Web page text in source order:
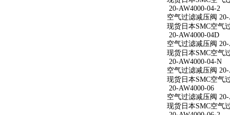
20-AW4000-04-2
空气过滤减压阀 20-
现货日本SMC空气
20-AW4000-04D
空气过滤减压阀 20-
现货日本SMC空气
20-AW4000-04-N
空气过滤减压阀
现货日本SMC空气
20-AW4000-06
空气过滤减压阀 20-
现货日本SMC空气